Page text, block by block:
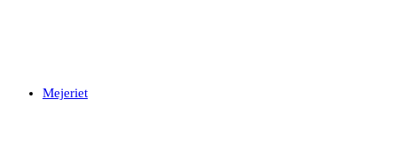
Mejeriet